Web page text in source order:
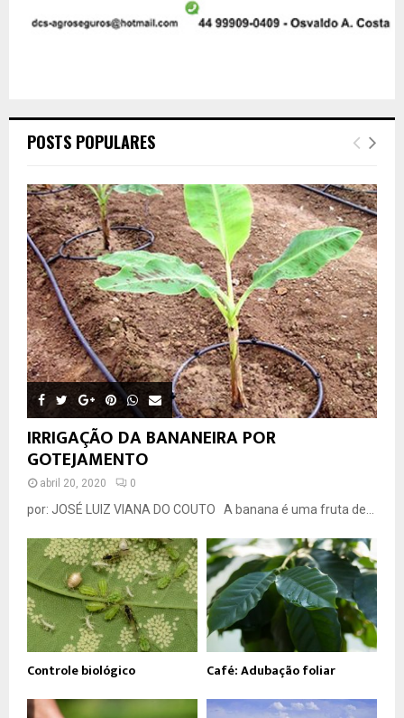
POSTS POPULARES
IRRIGAÇÃO DA BANANEIRA POR
GOTEJAMENTO
abril 20, 2020 0
por: JOSÉ LUIZ VIANA DO COUTO A banana é uma fruta de...
Controle biológico Café: Adubação foliar